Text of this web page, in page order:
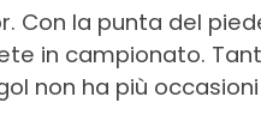
Con la punta del
in campionato.
non ha più